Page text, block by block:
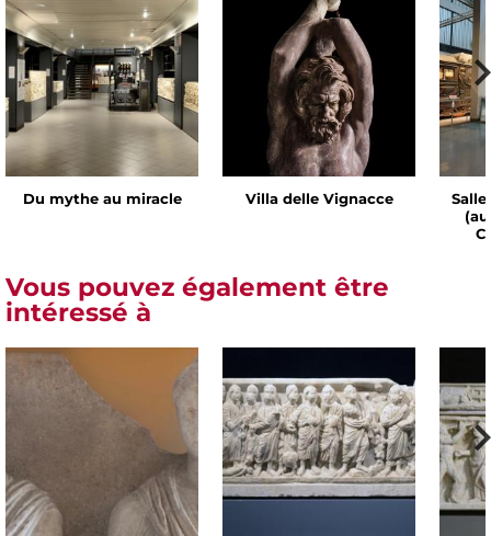
Du mythe au miracle Villa delle Vignacce
Salle
Vous pouvez également être
intéressé à